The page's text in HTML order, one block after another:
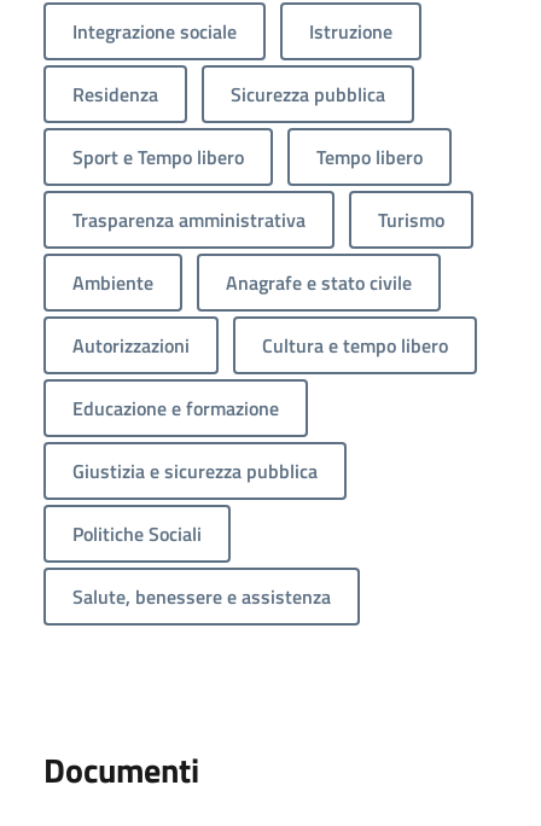
Integrazione sociale Istruzione
Residenza Sicurezza pubblica
Sport e Tempo libero Tempo libero
Trasparenza amministrativa Turismo
Ambiente Anagrafe e stato civile
Autorizzazioni Cultura e tempo libero
Educazione e formazione
Giustizia e sicurezza pubblica
Politiche Sociali
Salute, benessere e assistenza
Documenti